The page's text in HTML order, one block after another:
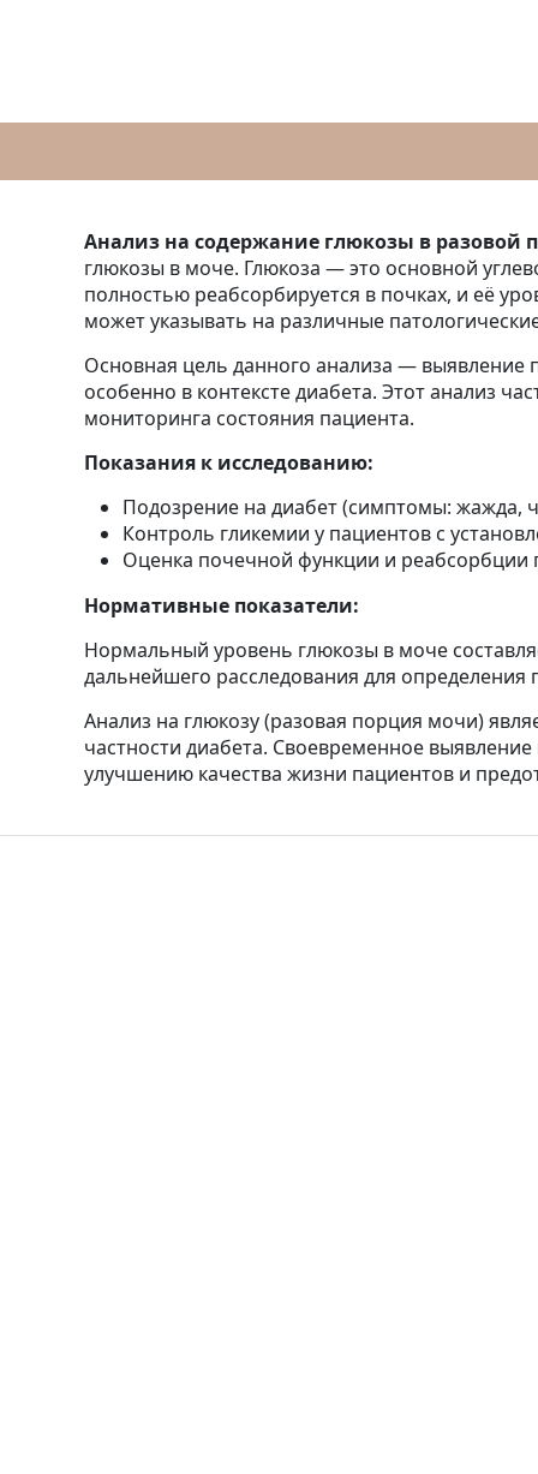
Анализ на содержание глюкозы в разовой
глюкозы в моче. Глюкоза — это основной
полностью реабсорбируется в почках, и её
может указывать на различные
Основная цель данного анализа —
особенно в контексте диабета. Этот анализ
мониторинга состояния пациента.
Показания к исследованию:
Подозрение на диабет (симптомы: жажда,
Контроль гликемии у пациентов с
Оценка почечной функции и реабсорбции
Нормативные показатели:
Нормальный уровень глюкозы в моче
дальнейшего расследования для определения
Анализ на глюкозу (разовая порция мочи)
частности диабета. Своевременное
улучшению качества жизни пациентов и